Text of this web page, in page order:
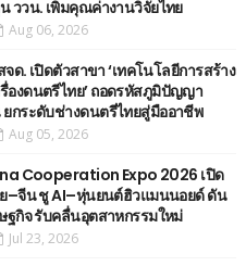
ววน. เพิ่มคุณค่างานวิจัยไทย
Aug 06, 2026
ด. เปิดตัวสาขา ‘เทคโนโลยีการสร้าง
องดนตรีไทย’ ​ถอดรหัสภูมิปัญญา
กระดับช่างดนตรีไทยสู่มืออาชีพ
Aug 05, 2026
Cooperation Expo 2026 เปิด
–จีน ชู AI–หุ่นยนต์ฮิวแมนนอยด์ ดัน
ฐกิจ รับคลื่นอุตสาหกรรมใหม่
Jul 23, 2026